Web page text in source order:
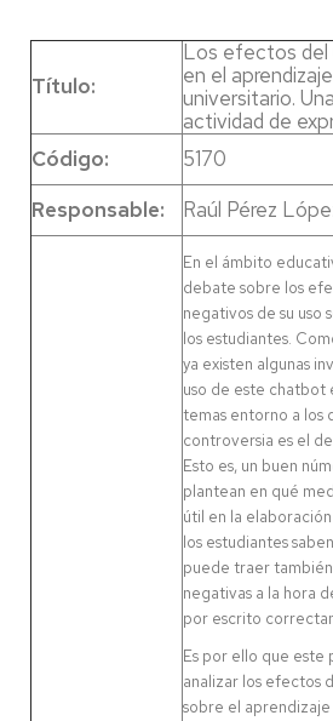
Título:
Los efectos
en el
universitario.
actividad de
Código:
5170
Responsable:
Raúl Pérez
En el ámbito
debate sobre los
negativos de su uso
los estudiantes.
ya existen algunas
uso de este chatbot
temas entorno a los
controversia es el
Esto es, un buen
plantean en qué
útil en la
los estudiantes
puede traer
negativas a la hora
por escrito
Es por ello que
analizar los efectos
sobre el